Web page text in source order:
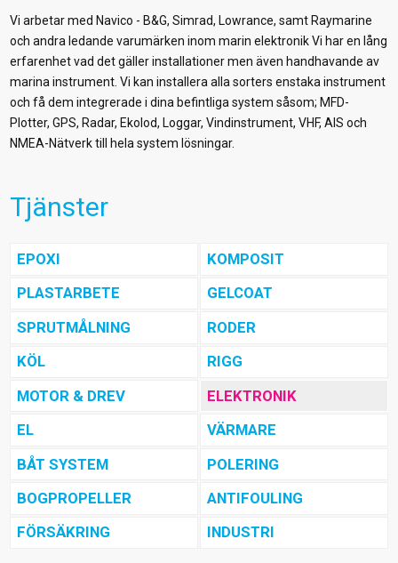
Vi arbetar med Navico - B&G, Simrad, Lowrance, samt Raymarine
och andra ledande varumärken inom marin elektronik Vi har en lång
erfarenhet vad det gäller installationer men även handhavande av
marina instrument. Vi kan installera alla sorters enstaka instrument
och få dem integrerade i dina befintliga system såsom; MFD-
Plotter, GPS, Radar, Ekolod, Loggar, Vindinstrument, VHF, AIS och
NMEA-Nätverk till hela system lösningar.
Tjänster
EPOXI
KOMPOSIT
PLASTARBETE
GELCOAT
SPRUTMÅLNING
RODER
KÖL
RIGG
MOTOR & DREV
ELEKTRONIK
EL
VÄRMARE
BÅT SYSTEM
POLERING
BOGPROPELLER
ANTIFOULING
FÖRSÄKRING
INDUSTRI